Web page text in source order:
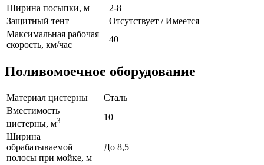
Ширина посыпки, м
2-8
Защитный тент
Отсутствует / Имеется
Максимальная рабочая
скорость, км/час
40
Поливомоечное оборудование
Материал цистерны
Сталь
Вместимость
цистерны, м3
10
Ширина
обрабатываемой
полосы при мойке, м
До 8,5